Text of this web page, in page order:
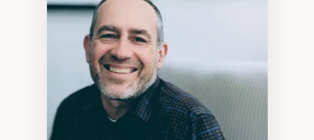
éducation
Décolonisation et autochtonisation de la
formation à l’enseignement
Littératie et didactique du français
Éducation inclusive
Formation à l’enseignement en contexte
francophone minoritaire
Identité linguistique et culturelle
Recherche-action et approches
participatives
Leadership éducatif et pratiques réflexives
Éducation durable et bien-être en